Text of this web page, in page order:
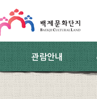
관람안내